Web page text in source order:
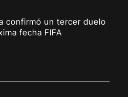
confirmó un tercer duelo
fecha FIFA